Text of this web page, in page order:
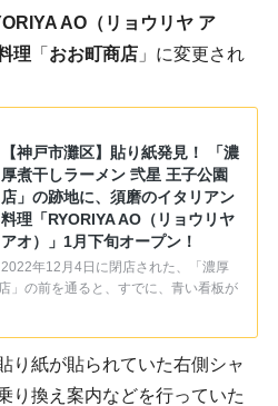
AO（リョウリヤ ア
理 「 おお町商店」に変更され
【神戸市灘区】貼り紙発見！ 「濃
厚煮干しラーメン 弐星 王子公園
店」の跡地に、須磨のイタリアン
料理「RYORIYA AO（リョウリヤ
アオ）」1月下旬オープン！
2022年12月4日に閉店された、「濃厚
」の前を通ると、すでに、青い看板が
り紙が貼られていた右側シャ
り換え案内などを行っていた